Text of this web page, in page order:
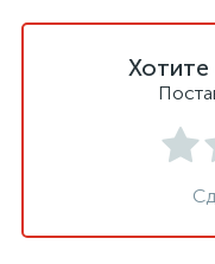
Хотите